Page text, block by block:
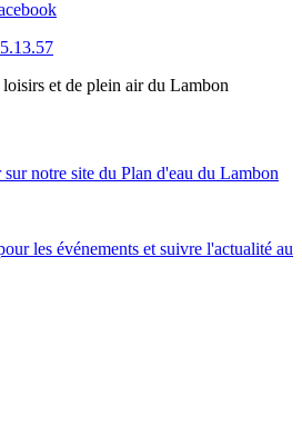
notre site du Plan d'eau du Lambon
les événements et suivre l'actualité au